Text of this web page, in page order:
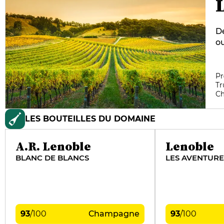
LES BOUTEILLES DU DOMAINE
A.R. Lenoble
BLANC DE BLANCS
93/100 Champagne
Lenoble
LES
93/100